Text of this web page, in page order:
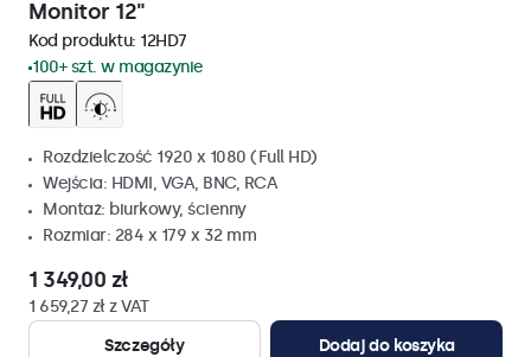
Monitor 12"
Kod produktu: 12HD7
100+ szt. w magazynie
Rozdzielczość 1920 x 1080 (Full HD)
Wejścia: HDMI, VGA, BNC, RCA
Montaż: biurkowy, ścienny
Rozmiar: 284 x 179 x 32 mm
1 349,00 zł
1 659,27 zł z VAT
Szczegóły
Dodaj do koszyka